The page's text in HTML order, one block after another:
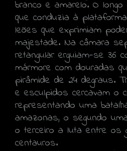
branco e amarelo. O
que conduzia à
leões que exprimiam
majestade. Na câmara
retangular erguiam-se 36
mármore com douradas
pirâmide de 24 degraus.
e esculpidos cercavam o
representando uma
amazonas, o segundo
o terceiro a luta entre os
centauros.